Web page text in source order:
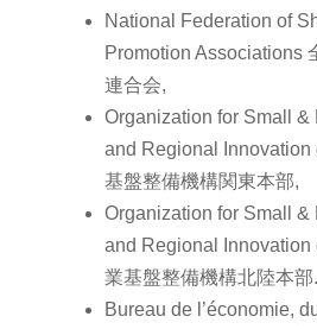
National Federation of
Promotion Associations
連合会,
Organization for Small &
and Regional Innovation
基盤整備機構関東本部,
Organization for Small &
and Regional Innovation
業基盤整備機構北陸本部.
Bureau de l’économie,